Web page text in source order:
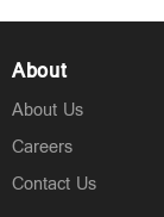
About
About Us
Careers
Contact Us